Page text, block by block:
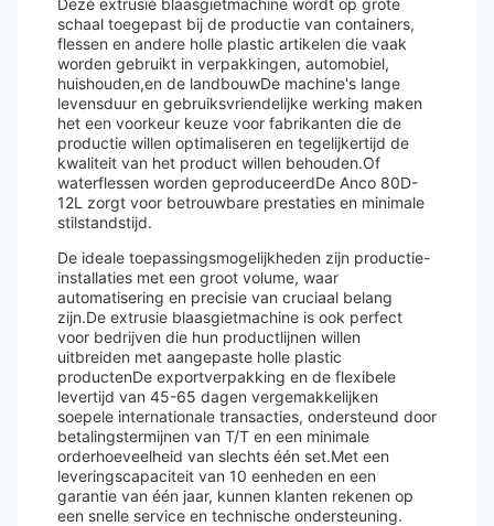
Deze extrusie blaasgietmachine wordt op grote
schaal toegepast bij de productie van containers,
flessen en andere holle plastic artikelen die vaak
worden gebruikt in verpakkingen, automobiel,
huishouden,en de landbouwDe machine's lange
levensduur en gebruiksvriendelijke werking maken
het een voorkeur keuze voor fabrikanten die de
productie willen optimaliseren en tegelijkertijd de
kwaliteit van het product willen behouden.Of
waterflessen worden geproduceerdDe Anco 80D-
12L zorgt voor betrouwbare prestaties en minimale
stilstandstijd.
De ideale toepassingsmogelijkheden zijn productie-
installaties met een groot volume, waar
automatisering en precisie van cruciaal belang
zijn.De extrusie blaasgietmachine is ook perfect
voor bedrijven die hun productlijnen willen
uitbreiden met aangepaste holle plastic
productenDe exportverpakking en de flexibele
levertijd van 45-65 dagen vergemakkelijken
soepele internationale transacties, ondersteund door
betalingstermijnen van T/T en een minimale
orderhoeveelheid van slechts één set.Met een
leveringscapaciteit van 10 eenheden en een
garantie van één jaar, kunnen klanten rekenen op
een snelle service en technische ondersteuning.